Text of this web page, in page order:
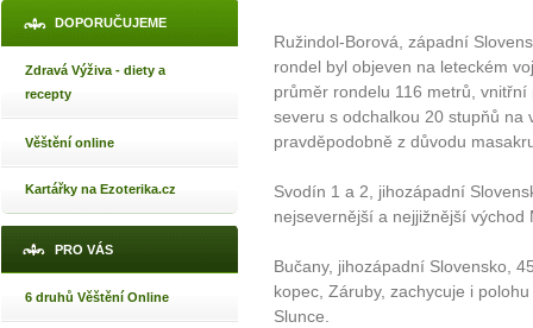
DOPORUČUJEME
Zdravá Výživa - diety a
recepty
Věštění online
Kartářky na Ezoterika.cz
PRO VÁS
6 druhů Věštění Online
Ružindol-Borová, západní
rondel byl objeven na leteckém
průměr rondelu 116 metrů,
severu s odchalkou 20 stupňů na
pravděpodobně z důvodu
Svodín 1 a 2, jihozápadní
nejsevernější a nejjižnější východ
Bučany, jihozápadní Slovensko,
kopec, Záruby, zachycuje i
Slunce.